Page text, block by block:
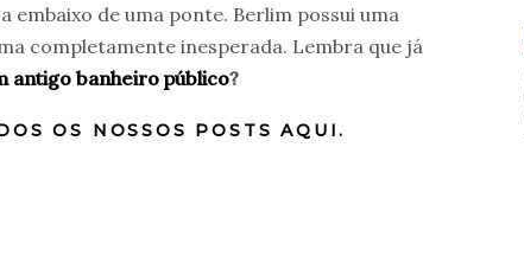
de uma ponte. Berlim possui uma
completamente inesperada. Lembra que já
antigo banheiro público?
OS NOSSOS POSTS AQUI.